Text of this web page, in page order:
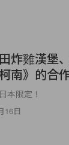
炸雞漢堡
南》的合
本限定！
16日